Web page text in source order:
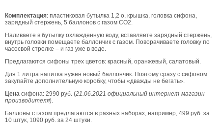
Комплектация: пластиковая бутылка 1,2 о, крышка, головка сифона,
зарядный стержень, 5 баллонов с газом СО2.
Наливаете в бутылку охлажденную воду, вставляете зарядный стержень,
внутрь головки помещаете баллончик с газом. Поворачиваете головку по
часосвой стрелке – и газ уже в воде.
Предлагаются сифоны трех цветов: красный, оранжевый, салатовый.
Для 1 литра напитка нужен новый баллончик. Поэтому сразу с сифоном
закупайте дополнительную коробку, чтобы «дважды не бегать».
Цена сифона: 2990 руб. (21.06.2021 официальный интернет-магазин
производителя).
Баллоны с газом предлагаются в разных наборах, например, 499 руб. за
10 штук, 1090 руб. за 24 штуки.